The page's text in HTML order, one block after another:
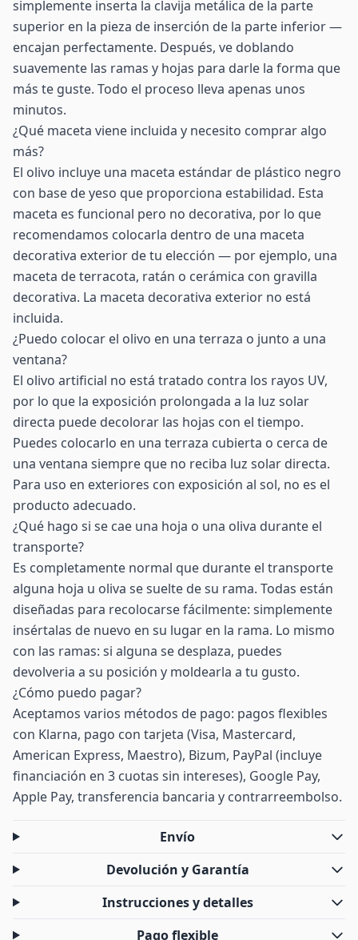
simplemente inserta la clavija metálica de la parte
superior en la pieza de inserción de la parte inferior —
encajan perfectamente. Después, ve doblando
suavemente las ramas y hojas para darle la forma que
más te guste. Todo el proceso lleva apenas unos
minutos.
¿Qué maceta viene incluida y necesito comprar algo
más?
El olivo incluye una maceta estándar de plástico negro
con base de yeso que proporciona estabilidad. Esta
maceta es funcional pero no decorativa, por lo que
recomendamos colocarla dentro de una maceta
decorativa exterior de tu elección — por ejemplo, una
maceta de terracota, ratán o cerámica con gravilla
decorativa. La maceta decorativa exterior no está
incluida.
¿Puedo colocar el olivo en una terraza o junto a una
ventana?
El olivo artificial no está tratado contra los rayos UV,
por lo que la exposición prolongada a la luz solar
directa puede decolorar las hojas con el tiempo.
Puedes colocarlo en una terraza cubierta o cerca de
una ventana siempre que no reciba luz solar directa.
Para uso en exteriores con exposición al sol, no es el
producto adecuado.
¿Qué hago si se cae una hoja o una oliva durante el
transporte?
Es completamente normal que durante el transporte
alguna hoja u oliva se suelte de su rama. Todas están
diseñadas para recolocarse fácilmente: simplemente
insértalas de nuevo en su lugar en la rama. Lo mismo
con las ramas: si alguna se desplaza, puedes
devolveria a su posición y moldearla a tu gusto.
¿Cómo puedo pagar?
Aceptamos varios métodos de pago: pagos flexibles
con Klarna, pago con tarjeta (Visa, Mastercard,
American Express, Maestro), Bizum, PayPal (incluye
financiación en 3 cuotas sin intereses), Google Pay,
Apple Pay, transferencia bancaria y contrarreembolso.
Envío
Devolución y Garantía
Instrucciones y detalles
Pago flexible